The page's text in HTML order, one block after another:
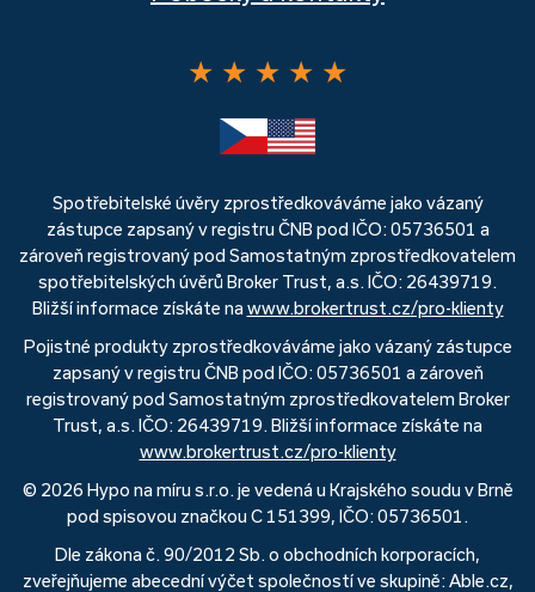
★ ★ ★ ★ ★
Spotřebitelské úvěry zprostředkováváme jako vázaný
zástupce zapsaný v registru ČNB pod IČO: 05736501 a
zároveň registrovaný pod Samostatným zprostředkovatelem
spotřebitelských úvěrů Broker Trust, a.s. IČO: 26439719.
Bližší informace získáte na www.brokertrust.cz/pro-klienty
Pojistné produkty zprostředkováváme jako vázaný zástupce
zapsaný v registru ČNB pod IČO: 05736501 a zároveň
registrovaný pod Samostatným zprostředkovatelem Broker
Trust, a.s. IČO: 26439719. Bližší informace získáte na
www.brokertrust.cz/pro-klienty
© 2026 Hypo na míru s.r.o. je vedená u Krajského soudu v Brně
pod spisovou značkou C 151399, IČO: 05736501.
Dle zákona č. 90/2012 Sb. o obchodních korporacích,
zveřejňujeme abecední výčet společností ve skupině: Able.cz,